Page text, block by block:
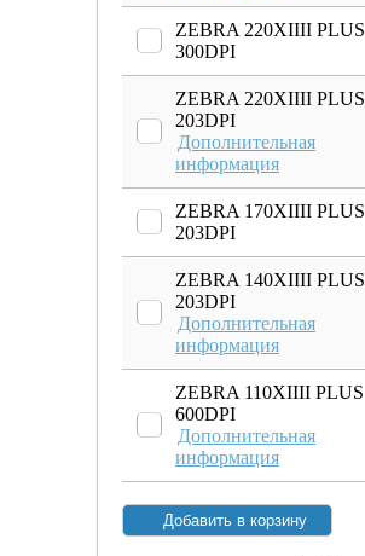
ZEBRA 220XIIII PLUS
300DPI
ZEBRA 220XIIII PLUS
203DPI
Дополнительная
информация
ZEBRA 170XIIII PLUS
203DPI
ZEBRA 140XIIII PLUS
203DPI
Дополнительная
информация
ZEBRA 110XIIII PLUS
600DPI
Дополнительная
информация